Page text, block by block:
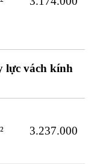
lực vách kính
3.237.000